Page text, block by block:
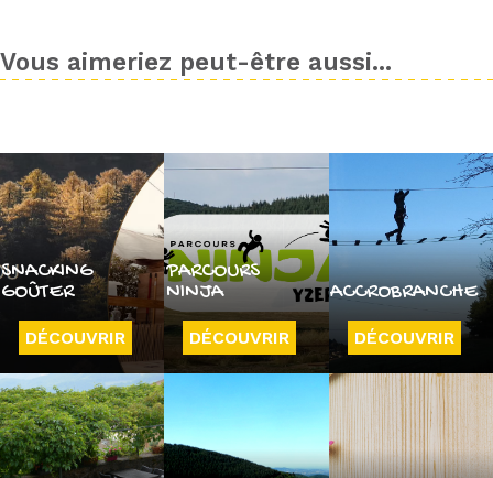
Vous aimeriez peut-être aussi...
SNACKING
GOÛTER
DÉCOUVRIR
PARCOURS
NINJA
DÉCOUVRIR
ACCROBRANCHE
DÉCOUVRIR